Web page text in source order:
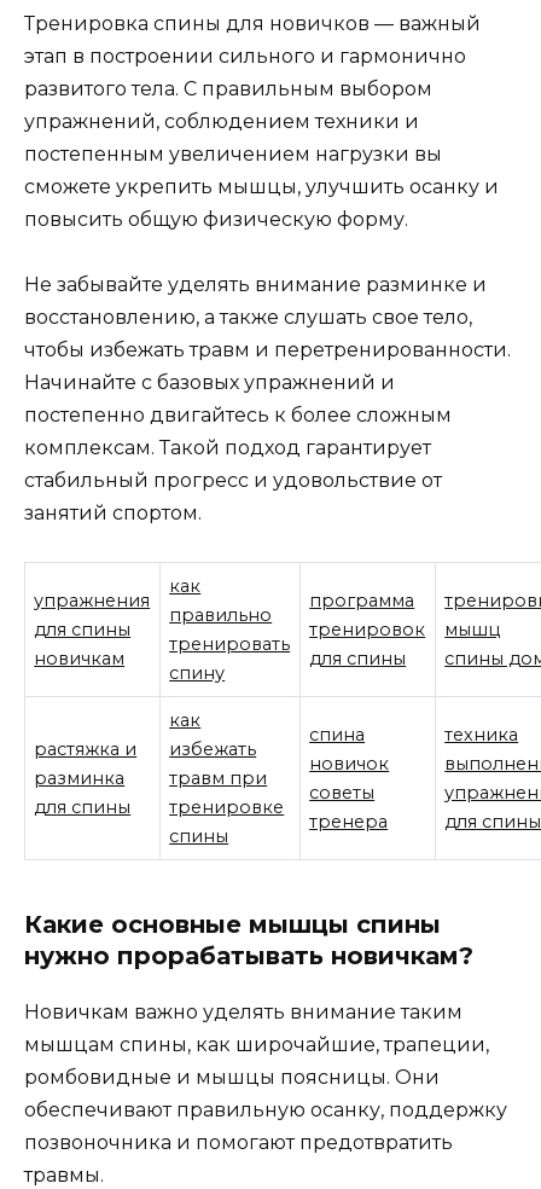
Тренировка спины для новичков — важный
этап в построении сильного и гармонично
развитого тела. С правильным выбором
упражнений, соблюдением техники и
постепенным увеличением нагрузки вы
сможете укрепить мышцы, улучшить осанку и
повысить общую физическую форму.
Не забывайте уделять внимание разминке и
восстановлению, а также слушать свое тело,
чтобы избежать травм и перетренированности.
Начинайте с базовых упражнений и
постепенно двигайтесь к более сложным
комплексам. Такой подход гарантирует
стабильный прогресс и удовольствие от
занятий спортом.
упражнения
для спины
новичкам
как
правильно
тренировать
спину
программа
тренировок
для спины
мышц
спины
растяжка и
разминка
для спины
как
избежать
травм при
тренировке
спины
спина
новичок
советы
тренера
техника
для спины
Какие основные мышцы спины
нужно прорабатывать новичкам?
Новичкам важно уделять внимание таким
мышцам спины, как широчайшие, трапеции,
ромбовидные и мышцы поясницы. Они
обеспечивают правильную осанку, поддержку
позвоночника и помогают предотвратить
травмы.